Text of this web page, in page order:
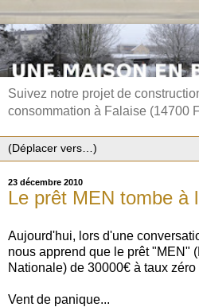
Suivez notre projet de
consommation à Falaise (14700
23 décembre 2010
Le prêt MEN tombe à
Aujourd'hui, lors d'une
nous apprend que le prêt "MEN"
Nationale) de 30000€ à taux
Vent de panique...